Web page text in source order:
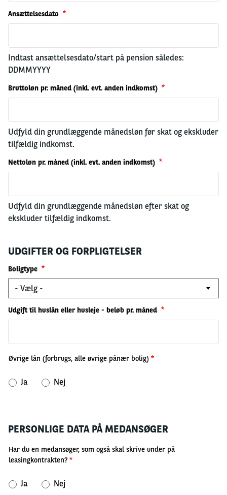
Ansættelsesdato
Indtast ansættelsesdato/start på pension således:
DDMMYYYY
Bruttoløn pr. måned (inkl. evt. anden indkomst)
Udfyld din grundlæggende månedsløn før skat og ekskluder
tilfældig indkomst.
Nettoløn pr. måned (inkl. evt. anden indkomst)
Udfyld din grundlæggende månedsløn efter skat og
ekskluder tilfældig indkomst.
UDGIFTER OG FORPLIGTELSER
Boligtype
Udgift til huslån eller husleje - beløb pr. måned
Øvrige lån (forbrugs, alle øvrige pånær bolig)
Ja Nej
PERSONLIGE DATA PÅ MEDANSØGER
Har du en medansøger, som også skal skrive under på
leasingkontrakten?
Ja Nej